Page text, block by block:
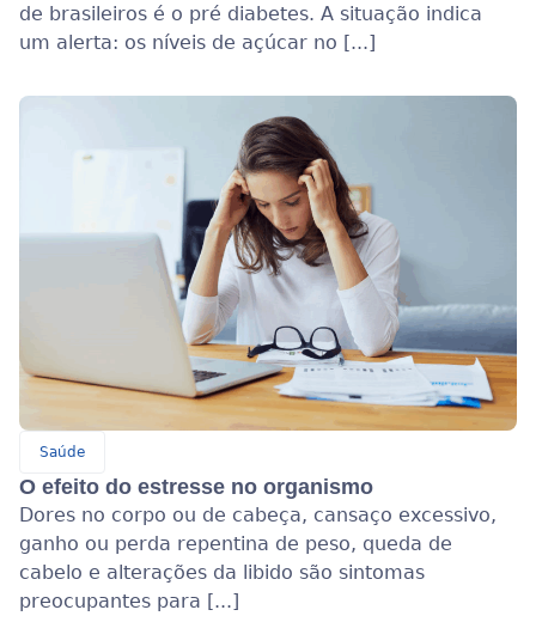
de brasileiros é o pré diabetes. A situação indica
um alerta: os níveis de açúcar no [...]
Saúde
O efeito do estresse no organismo
Dores no corpo ou de cabeça, cansaço excessivo,
ganho ou perda repentina de peso, queda de
cabelo e alterações da libido são sintomas
preocupantes para [...]